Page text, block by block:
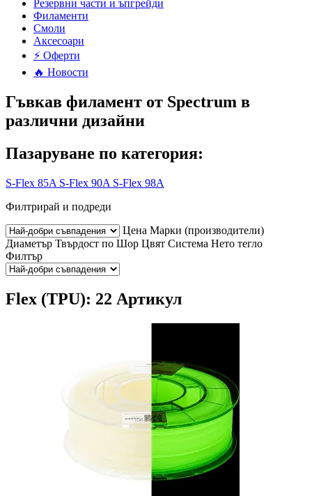
Резервни части и ъпгрейди
Филаменти
Смоли
Аксесоари
⚡ Оферти
🔥 Новости
Гъвкав филамент от Spectrum в
различни дизайни
Пазаруване по категория:
S-Flex 85A S-Flex 90A S-Flex 98A
Филтрирай и подреди
Цена Марки (производители)
Диаметър Твърдост по Шор Цвят Система Нето тегло
Филтър
Flex (TPU): 22 Артикул